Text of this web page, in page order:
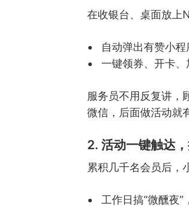
在收银台、桌面放上
自动弹出有赞小
一键领券、开卡
服务员不用反复讲，
微信，后面做活动就
2. 活动一键触达
累积几千名会员后，
工作日搞“微醺夜”